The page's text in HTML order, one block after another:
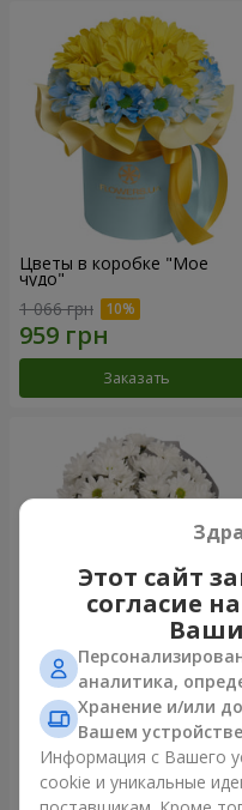
Цветы в коробке "Мое
чудо"
1 066 грн
Заказать
Букет "Киото" из 5 белых
хризантем
1 621 грн
Заказать
Этот сайт
согласие
аналитика,
Хранение и/или
Вашем устройстве
Информация с Вашего
cookie и уникальные